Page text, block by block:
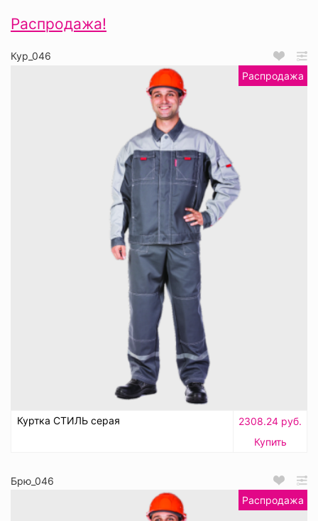
Распродажа!
Кур_046
Распродажа
Куртка СТИЛЬ серая
2308.24 руб.
Купить
Брю_046
Распродажа